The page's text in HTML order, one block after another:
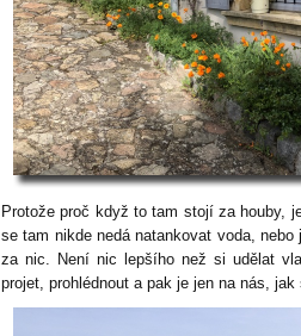
Protože proč když to tam stojí za houby,
se tam nikde nedá natankovat voda,
za nic. Není nic lepšího než si udělat
projet, prohlédnout a pak je jen na nás,